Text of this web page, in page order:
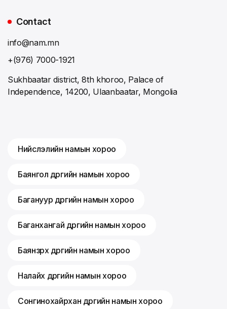
Contact
info@nam.mn
+(976) 7000-1921
Sukhbaatar district, 8th khoroo, Palace of
Independence, 14200, Ulaanbaatar, Mongolia
Нийслэлийн намын хороо
Баянгол дүүргийн намын хороо
Багануур дүүргийн намын хороо
Баганхангай дүүргийн намын хороо
Баянзүрх дүүргийн намын хороо
Налайх дүүргийн намын хороо
Сонгинохайрхан дүүргийн намын хороо